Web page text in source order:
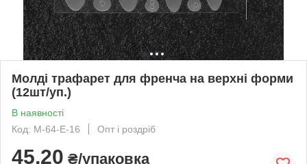
Молді трафарет для френча на верхні форми
(12шт/уп.)
В наявності
Код: М-64-Е-16
Опт і роздріб
45,20 ₴/упаковка